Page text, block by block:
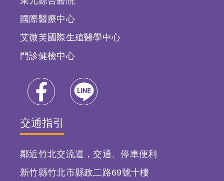
國際醫療中心
艾微芙國際生殖醫學中心
門診健檢中心
交通指引
鄰近竹北交流道，交通、停車便利
新竹縣竹北市縣政二路69號十樓